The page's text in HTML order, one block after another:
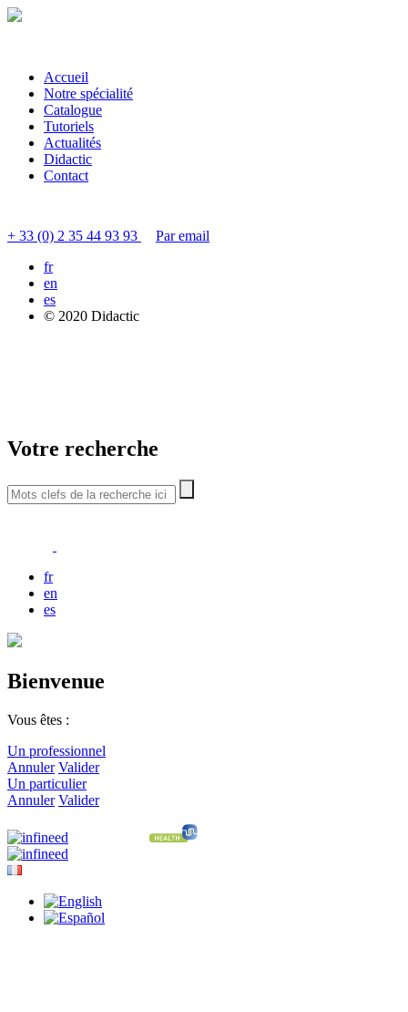
Accueil
Notre spécialité
Catalogue
Tutoriels
Actualités
Didactic
Contact
+ 33 (0) 2 35 44 93 93
Par email
fr
en
es
© 2020 Didactic
Votre recherche
fr
en
es
Bienvenue
Vous êtes :
Un professionnel
Annuler Valider
Un particulier
Annuler Valider